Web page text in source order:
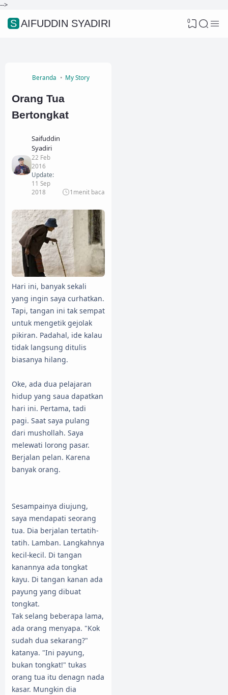
-->
SAIFUDDIN SYADIRI 0
Beranda My Story
Orang Tua
Bertongkat
Saifuddin
Syadiri
22 Feb
2016
Update:
11 Sep
2018
1 menit baca
Hari ini, banyak sekali
yang ingin saya curhatkan.
Tapi, tangan ini tak sempat
untuk mengetik gejolak
pikiran. Padahal, ide kalau
tidak langsung ditulis
biasanya hilang.
Oke, ada dua pelajaran
hidup yang saua dapatkan
hari ini. Pertama, tadi
pagi. Saat saya pulang
dari mushollah. Saya
melewati lorong pasar.
Berjalan pelan. Karena
banyak orang.
Sesampainya diujung,
saya mendapati seorang
tua. Dia berjalan tertatih-
tatih. Lamban. Langkahnya
kecil-kecil. Di tangan
kanannya ada tongkat
kayu. Di tangan kanan ada
payung yang dibuat
tongkat.
Tak selang beberapa lama,
ada orang menyapa. "Kok
sudah dua sekarang?"
katanya. "Ini payung,
bukan tongkat!" tukas
orang tua itu denagn nada
kasar. Mungkin dia